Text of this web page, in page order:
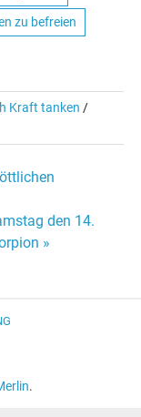
zu befreien
Kraft tanken /
den 14.
»
.